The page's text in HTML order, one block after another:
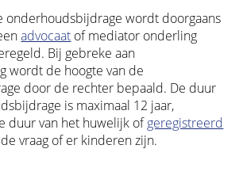
onderhoudsbijdrage wordt doorgaans
advocaat of mediator onderling
Bij gebreke aan
wordt de hoogte van de
door de rechter bepaald. De duur
is maximaal 12 jaar,
duur van het huwelijk ofgeregistreerd
vraag of er kinderen zijn.